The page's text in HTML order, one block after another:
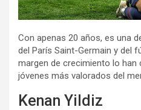
Con apenas 20 años, es una
del París Saint-Germain y del
margen de crecimiento lo han
jóvenes más valorados del
Kenan Yildiz